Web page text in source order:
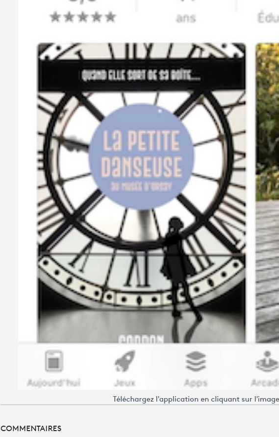
Téléchargez l'application en cliquant sur l'image
COMMENTAIRES